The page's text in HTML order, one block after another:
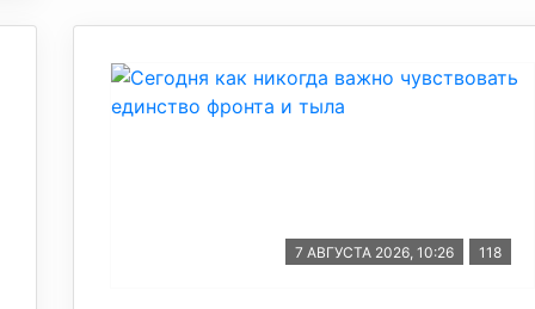
7 АВГУСТА 2026, 10:26 118